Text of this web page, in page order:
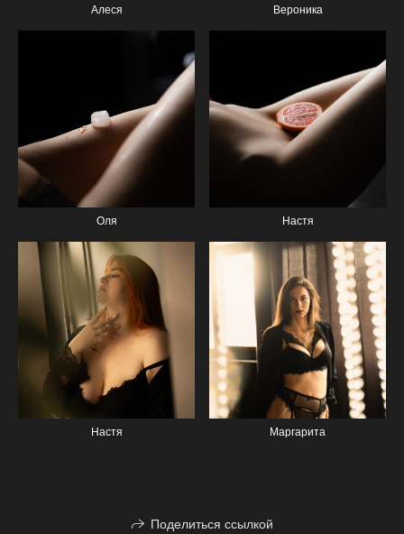
Алеся Вероника
Оля Настя
Настя Маргарита
Поделиться ссылкой